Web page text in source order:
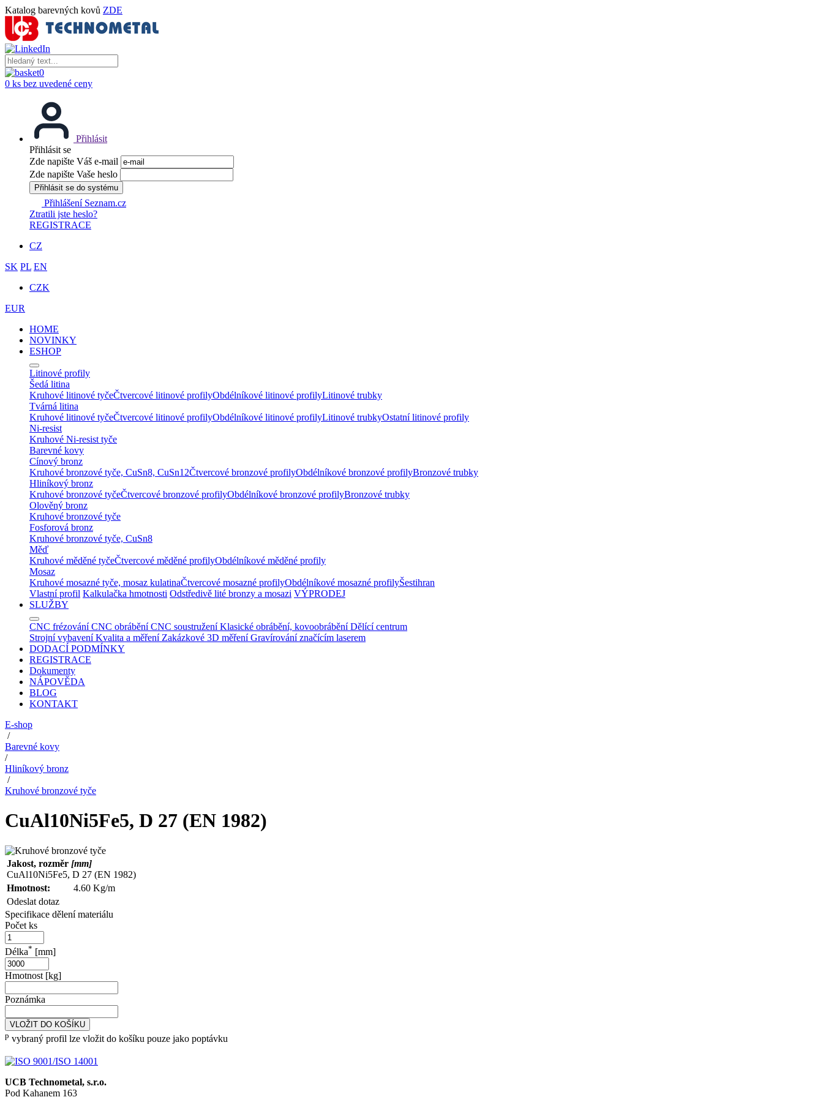
Katalog barevných kovů ZDE
0
0 ks bez uvedené ceny
Přihlásit
Přihlásit se
Zde napište Váš e-mail
Zde napište Vaše heslo
Přihlásit se do systému
Přihlášení Seznam.cz
Ztratili jste heslo?
REGISTRACE
CZ
SK PL EN
CZK
EUR
HOME
NOVINKY
ESHOP
Litinové profily
Šedá litina
Kruhové litinové tyčeČtvercové litinové profilyObdélníkové litinové profilyLitinové trubky
Tvárná litina
Kruhové litinové tyčeČtvercové litinové profilyObdélníkové litinové profilyLitinové trubkyOstatní litinové profily
Ni-resist
Kruhové Ni-resist tyče
Barevné kovy
Cínový bronz
Kruhové bronzové tyče, CuSn8, CuSn12Čtvercové bronzové profilyObdélníkové bronzové profilyBronzové trubky
Hliníkový bronz
Kruhové bronzové tyčeČtvercové bronzové profilyObdélníkové bronzové profilyBronzové trubky
Olověný bronz
Kruhové bronzové tyče
Fosforová bronz
Kruhové bronzové tyče, CuSn8
Měď
Kruhové měděné tyčeČtvercové měděné profilyObdélníkové měděné profily
Mosaz
Kruhové mosazné tyče, mosaz kulatinaČtvercové mosazné profilyObdélníkové mosazné profilyŠestihran
Vlastní profil Kalkulačka hmotnosti Odstředivě lité bronzy a mosazi VÝPRODEJ
SLUŽBY
CNC frézování CNC obrábění CNC soustružení Klasické obrábění, kovoobrábění Dělící centrum
Strojní vybavení Kvalita a měření Zakázkové 3D měření Gravírování značícím laserem
DODACÍ PODMÍNKY
REGISTRACE
Dokumenty
NÁPOVĚDA
BLOG
KONTAKT
E-shop
/
Barevné kovy
/
Hliníkový bronz
/
Kruhové bronzové tyče
CuAl10Ni5Fe5, D 27 (EN 1982)
Jakost, rozměr [mm]
CuAl10Ni5Fe5, D 27 (EN 1982)
Hmotnost:
4.60 Kg/m
Odeslat dotaz
Specifikace dělení materiálu
Počet ks
Délka* [mm]
Hmotnost [kg]
Poznámka
VLOŽIT DO KOŠÍKU
p vybraný profil lze vložit do košíku pouze jako poptávku
UCB Technometal, s.r.o.
Pod Kahanem 163